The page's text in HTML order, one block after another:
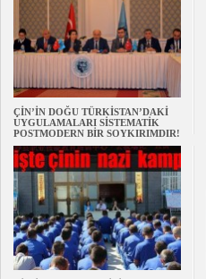
ÇİN’İN DOĞU TÜRKİSTAN’DAKİ
UYGULAMALARI SİSTEMATİK
POSTMODERN BİR SOYKIRIMDIR!